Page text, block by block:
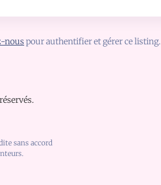
nous pour authentifier et gérer ce listing.
sans accord